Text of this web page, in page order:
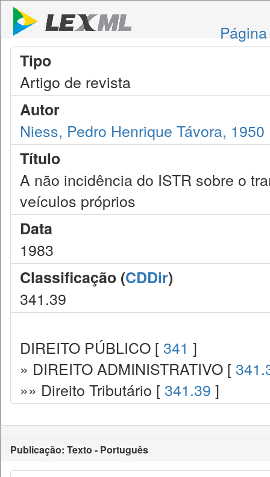
Tipo
Artigo de revista
Autor
Niess, Pedro Henrique Távora, 1950
Título
A não incidência do ISTR sobre o
veículos próprios
Data
1983
Classificação (CDDir)
341.39
DIREITO PÚBLICO [ 341 ]
» DIREITO ADMINISTRATIVO [
»» Direito Tributário [ 341.39 ]
Publicação: Texto - Português